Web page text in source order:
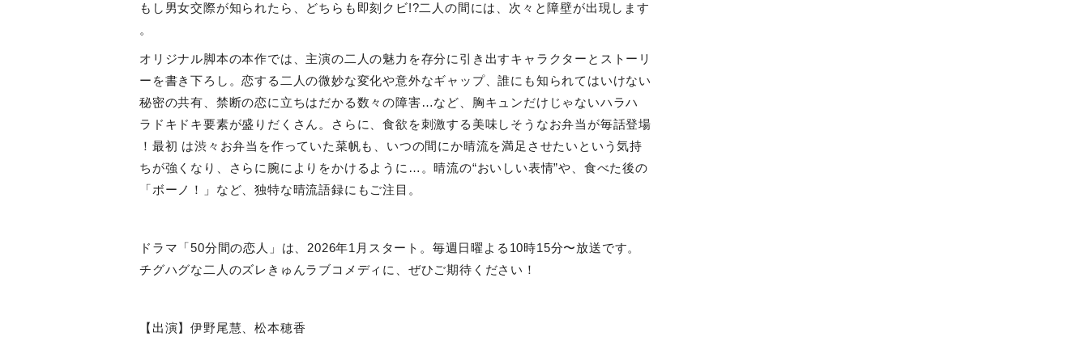
もし男女交際が知られたら、どちらも即刻クビ!?二人の間には、次々と障壁が出現します
。
オリジナル脚本の本作では、主演の二人の魅力を存分に引き出すキャラクターとストーリ
ーを書き下ろし。恋する二人の微妙な変化や意外なギャップ、誰にも知られてはいけない
秘密の共有、禁断の恋に立ちはだかる数々の障害…など、胸キュンだけじゃないハラハ
ラドキドキ要素が盛りだくさん。さらに、食欲を刺激する美味しそうなお弁当が毎話登場
！最初 は渋々お弁当を作っていた菜帆も、いつの間にか晴流を満足させたいという気持
ちが強くなり、さらに腕によりをかけるように … 。晴流の“おいしい表情”や、食べた後の
「ボーノ！」など、独特な晴流語録にもご注目。
ドラマ「50分間の恋人」は、 2026年1 月スタート。毎週日曜よる 10時15分〜放送です。
チグハグな二人のズレきゅんラブコメディに、ぜひご期待ください！
【出演】伊野尾慧、松本穂香